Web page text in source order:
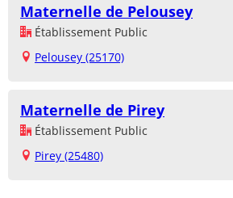
Maternelle de Pelousey
Établissement Public
Pelousey (25170)
Maternelle de Pirey
Établissement Public
Pirey (25480)